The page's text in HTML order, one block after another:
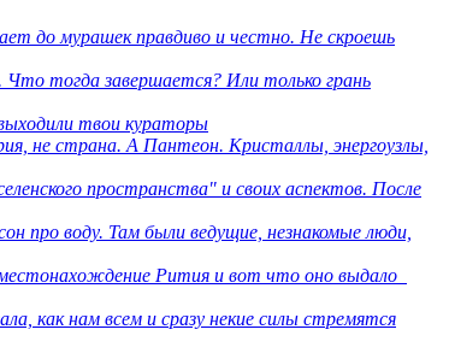
до мурашек правдиво и честно. Не скроешь
Что тогда завершается? Или только грань
твои кураторы
не страна. А Пантеон. Кристаллы, энергоузлы,
пространства" и своих аспектов. После
про воду. Там были ведущие, незнакомые люди,
Рития и вот что оно выдало
как нам всем и сразу некие силы стремятся